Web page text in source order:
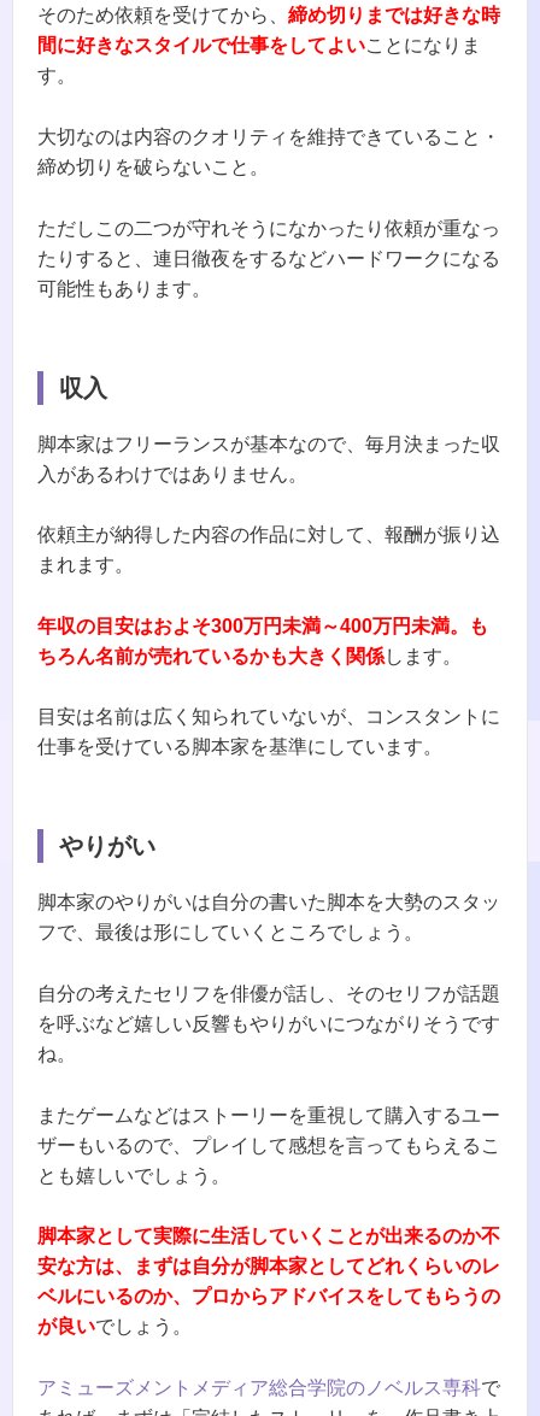
そのため依頼を受けてから、 締め切りまでは好きな時
間に好きなスタイルで仕事をしてよいことになりま
す。
大切なのは内容のクオリティを維持できていること・
締め切りを破らないこと。
ただしこの二つが守れそうになかったり依頼が重なっ
たりすると、連日徹夜をするなどハードワークになる
可能性もあります。
収入
脚本家はフリーランスが基本なので、毎月決まった収
入があるわけではありません。
依頼主が納得した内容の作品に対して、報酬が振り込
まれます。
年収の目安はおよそ300万円未満～400万円未満。も
ちろん名前が売れているかも大きく関係します。
目安は名前は広く知られていないが、コンスタントに
仕事を受けている脚本家を基準にしています。
やりがい
脚本家のやりがいは自分の書いた脚本を大勢のスタッ
フで、最後は形にしていくところでしょう。
自分の考えたセリフを俳優が話し、そのセリフが話題
を呼ぶなど嬉しい反響もやりがいにつながりそうです
ね。
またゲームなどはストーリーを重視して購入するユー
ザーもいるので、プレイして感想を言ってもらえるこ
とも嬉しいでしょう。
脚本家として実際に生活していくことが出来るのか不
安な方は、まずは自分が脚本家としてどれくらいのレ
ベルにいるのか、プロからアドバイスをしてもらうの
が良いでしょう。
アミューズメントメディア総合学院のノベルス専科で